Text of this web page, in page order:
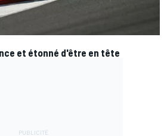
et étonné d'être en tête